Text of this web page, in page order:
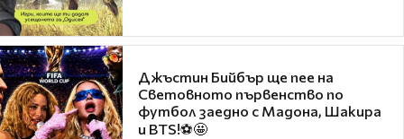
Джъстин Бийбър ще пее на
Световното първенство по
футбол заедно с Мадона, Шакира
и BTS!⚽🤩